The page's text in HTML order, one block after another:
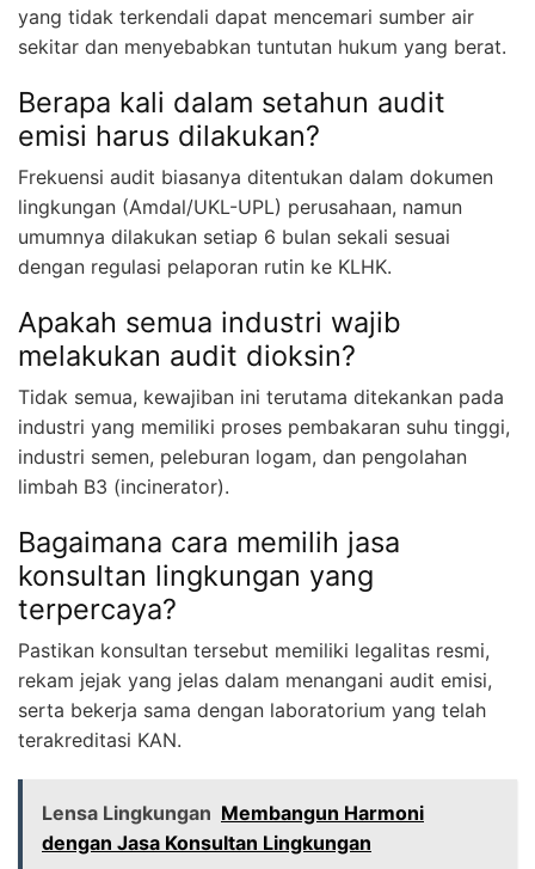
yang tidak terkendali dapat mencemari sumber air
sekitar dan menyebabkan tuntutan hukum yang berat.
Berapa kali dalam setahun audit
emisi harus dilakukan?
Frekuensi audit biasanya ditentukan dalam dokumen
lingkungan (Amdal/UKL-UPL) perusahaan, namun
umumnya dilakukan setiap 6 bulan sekali sesuai
dengan regulasi pelaporan rutin ke KLHK.
Apakah semua industri wajib
melakukan audit dioksin?
Tidak semua, kewajiban ini terutama ditekankan pada
industri yang memiliki proses pembakaran suhu tinggi,
industri semen, peleburan logam, dan pengolahan
limbah B3 (incinerator).
Bagaimana cara memilih jasa
konsultan lingkungan yang
terpercaya?
Pastikan konsultan tersebut memiliki legalitas resmi,
rekam jejak yang jelas dalam menangani audit emisi,
serta bekerja sama dengan laboratorium yang telah
terakreditasi KAN.
Lensa Lingkungan Membangun Harmoni
dengan Jasa Konsultan Lingkungan